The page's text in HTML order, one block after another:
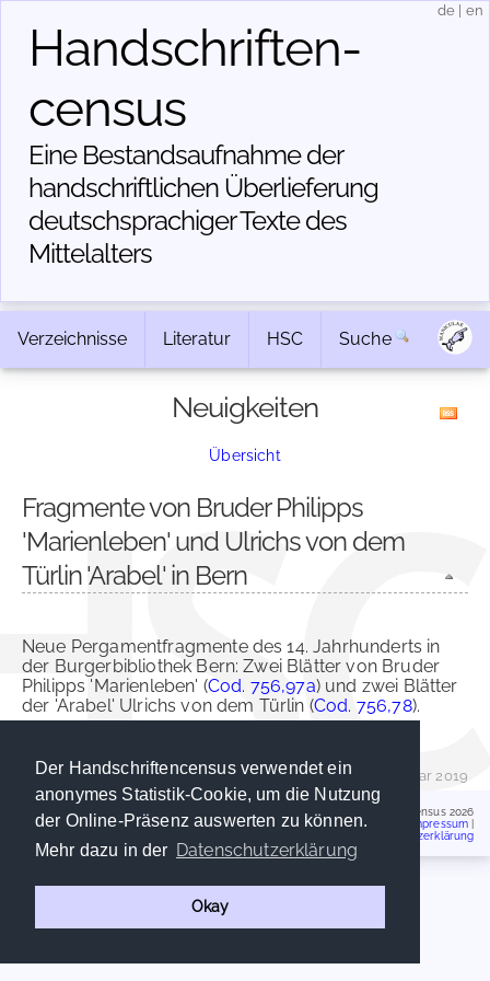
Der Handschriftencensus verwendet ein
anonymes Statistik-Cookie, um die Nutzung
der Online-Präsenz auswerten zu können.
Mehr dazu in der Datenschutzerklärung
Okay
Handschriften­
census
Eine Bestandsaufnahme der
handschriftlichen Über­lieferung
deutschsprachiger Texte des
Mittelalters
de en
Verzeichnisse Literatur HSC Suche
Neuigkeiten
Übersicht
Fragmente von Bruder Philipps
'Marienleben' und Ulrichs von dem
Türlin 'Arabel' in Bern
Neue Pergamentfragmente des 14. Jahrhunderts in
der Burgerbibliothek Bern: Zwei Blätter von Bruder
Philipps 'Marienleben' (Cod. 756,97a) und zwei Blätter
der 'Arabel' Ulrichs von dem Türlin (Cod. 756,78).
Daniel Könitz | 25. Januar 2019
Handschriftencensus 2026
Impressum
Datenschutzerklärung